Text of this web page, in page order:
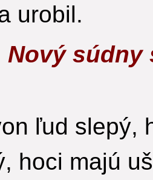
urobil.
Nový súdny
ľud slepý,
hoci majú